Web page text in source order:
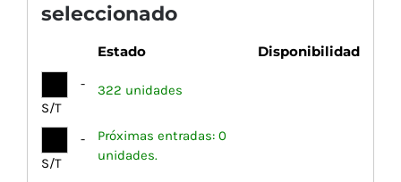
seleccionado
Estado Disponibilidad
-
S/T
322 unidades
-
S/T
Próximas entradas: 0
unidades.